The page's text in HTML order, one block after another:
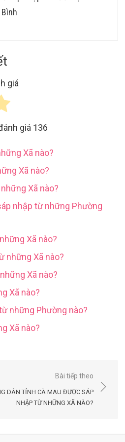
giá
giá 136
Xã nào?
Xã nào?
Xã nào?
nhập từ những Phường
Xã nào?
những Xã nào?
Xã nào?
Xã nào?
những Phường nào?
Xã nào?
Bài tiếp theo
DÂN TỈNH CÀ MAU ĐƯỢC SÁP
NHẬP TỪ NHỮNG XÃ NÀO?